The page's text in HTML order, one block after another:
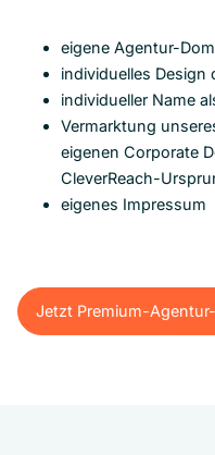
eigene Agentur-
individuelles Design
individueller Name
Vermarktung
eigenen Corporate
CleverReach-
eigenes Impressum
Jetzt Premium-
Jetzt Premium-